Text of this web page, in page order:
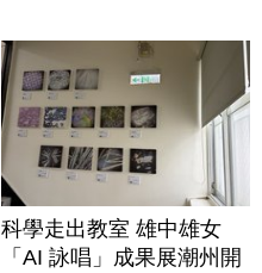
科學走出教室 雄中雄女
「AI 詠唱」成果展潮州開